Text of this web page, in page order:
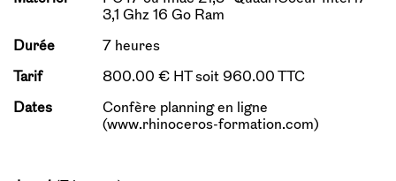
3,1 Ghz 16 Go Ram
Durée 7 heures
Tarif 800.00 € HT soit 960.00 TTC
Dates
Confère planning en ligne
(www.rhinoceros-formation.com)